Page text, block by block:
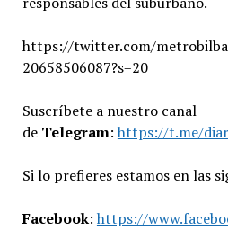
https://twitter.com/
20658506087?s=20
Suscríbete a nuestro canal
de Telegram: https://t.me/
Si lo prefieres estamos en las
Facebook: https://